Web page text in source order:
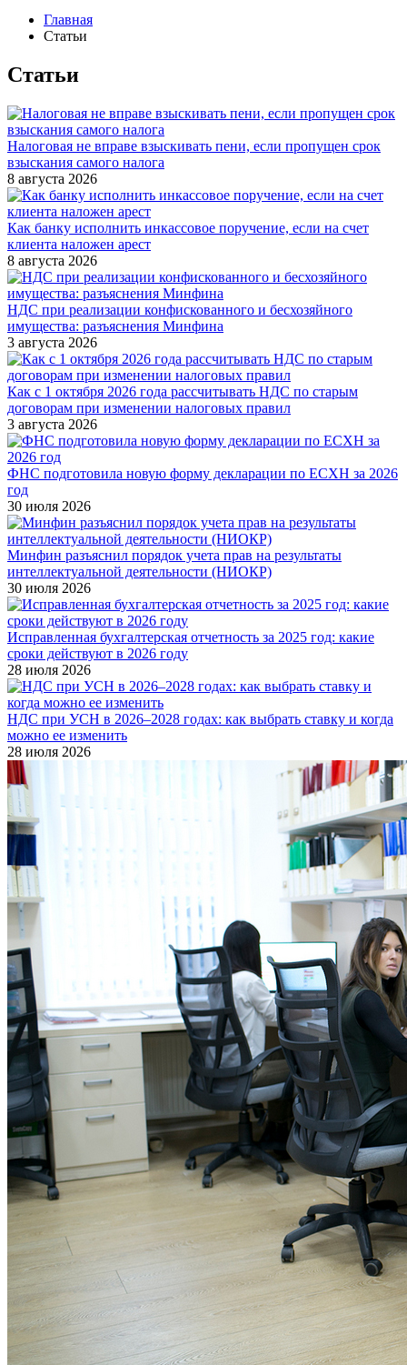
Главная
Статьи
Статьи
Налоговая не вправе взыскивать пени, если пропущен срок
взыскания самого налога
8 августа 2026
Как банку исполнить инкассовое поручение, если на счет
клиента наложен арест
8 августа 2026
НДС при реализации конфискованного и бесхозяйного
имущества: разъяснения Минфина
3 августа 2026
Как с 1 октября 2026 года рассчитывать НДС по старым
договорам при изменении налоговых правил
3 августа 2026
ФНС подготовила новую форму декларации по ЕСХН за 2026
год
30 июля 2026
Минфин разъяснил порядок учета прав на результаты
интеллектуальной деятельности (НИОКР)
30 июля 2026
Исправленная бухгалтерская отчетность за 2025 год: какие
сроки действуют в 2026 году
28 июля 2026
НДС при УСН в 2026–2028 годах: как выбрать ставку и когда
можно ее изменить
28 июля 2026